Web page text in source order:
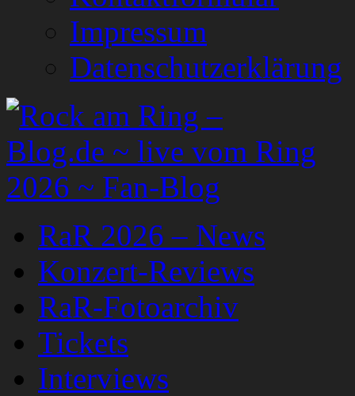
Impressum
Datenschutzerklärung
RaR 2026 – News
Konzert-Reviews
RaR-Fotoarchiv
Tickets
Interviews